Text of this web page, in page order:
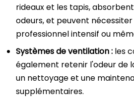
rideaux et les tapis,
odeurs, et peuvent
professionnel intensif ou
Systèmes de ventilation : les
également retenir l'odeur de
un nettoyage et une
supplémentaires.